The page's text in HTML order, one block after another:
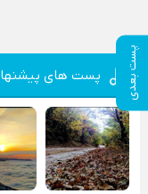
پست بعدی پست های